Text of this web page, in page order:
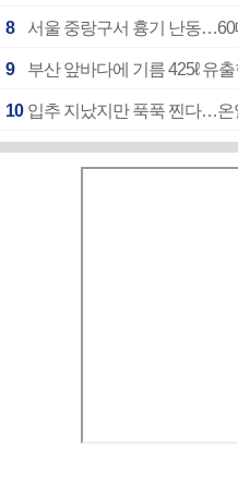
8 서울 중랑구서 흉기 난동…60
9 부산 앞바다에 기름 425ℓ 유
10 입추 지났지만 푹푹 찐다…온